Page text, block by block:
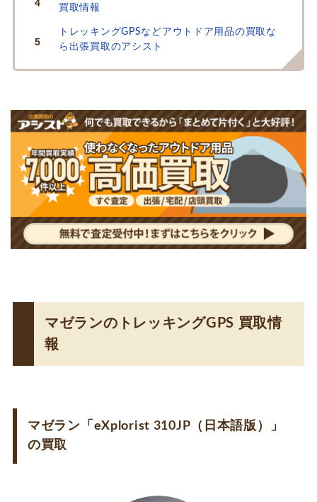
買取情報
トレッキングGPSなどアウトドア用品の買取な
ら出張買取のアシスト
マゼランのトレッキングGPS 買取情
報
マゼラン「eXplorist 310JP（日本語版）」
の買取